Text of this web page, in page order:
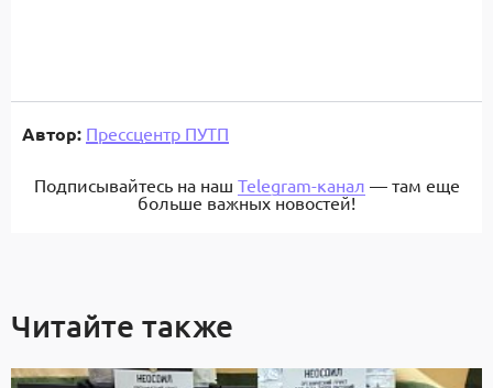
Автор: Прессцентр ПУТП
Подписывайтесь на наш Telegram-канал — там еще
больше важных новостей!
Читайте также